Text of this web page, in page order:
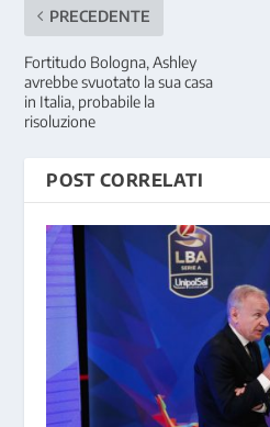
PRECEDENTE
Fortitudo Bologna, Ashley
avrebbe svuotato la sua casa
in Italia, probabile la
risoluzione
POST CORRELATI